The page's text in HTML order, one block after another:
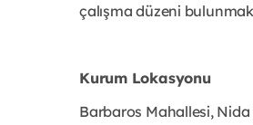
çalışmadüzeni
Kurum Lokasyonu
Barbaros Mahallesi,